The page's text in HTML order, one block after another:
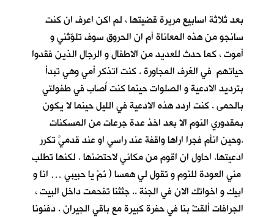
بعد ثلاثة اسابيع مريرة قضيتها ، لم اكن اعرف ان كنت
سانجو من هذه المعاناة أم ان الحروق سوف تلوّثني و
أموت ، كما حدث للعديد من الاطفال و الرجال الذين فقدوا
حياتهم في الغرف المجاورة . كنت اتذكر أمي وهي تبدأ
بترديد الادعية و الصلوات حينما كنت اُصاب في طفولتي
بالحمى . كنت اردد هذه الادعية في الليل حينما لا يكون
بمقدوري النوم الا بعد اخذ عدة جرعات من المسكنات
.وحين انأم فجرا اراها واقفة عند راسي او عند قدميَّ تكرر
ادعيتها. احاول ان اقوم من مكاني لاحتضنها . لكنها تطلب
مني العودة للنوم و تقول لي همسا ( نَمْ يا حبيبي … انا و
ابيك و اخواتك الان في الجنة .. جثثنا تفحمت داخل البيت ،
الجرافات ألقتْ بنا في حفرة كبيرة مع باقي الجيران . دفنونا